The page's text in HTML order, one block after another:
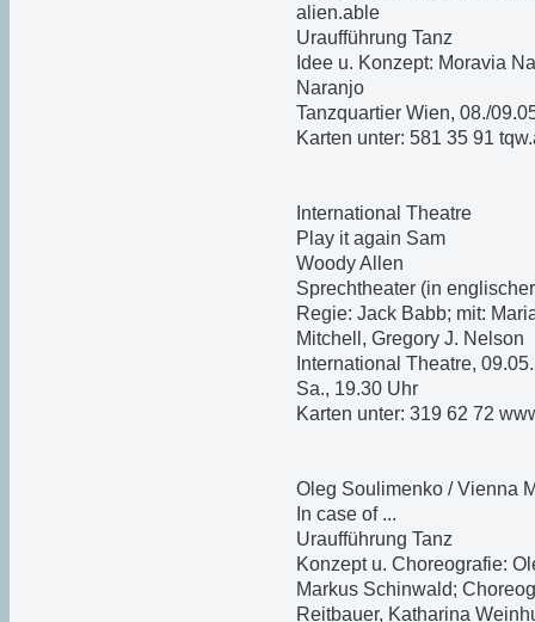
alien.able
Uraufführung Tanz
Idee u. Konzept: Moravia
Naranjo
Tanzquartier Wien, 08./
Karten unter: 581 35 91
International Theatre
Play it again Sam
Woody Allen
Sprechtheater (in
Regie: Jack Babb; mit:
Mitchell, Gregory J. Nelson
International Theatre,
Sa., 19.30 Uhr
Karten unter: 319 62 72
Oleg Soulimenko / Vienna
In case of ...
Uraufführung Tanz
Konzept u. Choreografie:
Markus Schinwald;
Reitbauer, Katharina